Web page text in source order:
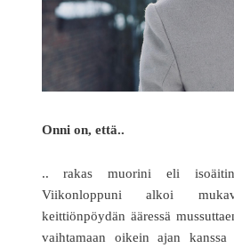
Onni on, että..
.. rakas muorini eli
Viikonloppuni alkoi
keittiönpöydän ääressä
vaihtamaan oikein ajan